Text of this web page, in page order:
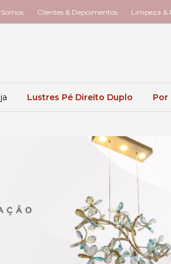
Clientes & Depoimentos Limpeza &
Lustres Pé Direito Duplo Por